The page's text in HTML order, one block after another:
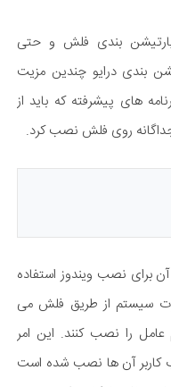
بندی فلش و حتی
بندی درایو چندین مزیت
های پیشرفته که باید از
روی فلش نصب کرد.
برای نصب ویندوز استفاده
سیستم از طریق فلش می
را نصب کنند. این امر
کاربر آن ها نصب شده است